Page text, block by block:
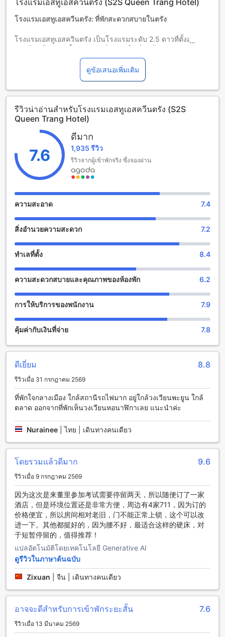
นโยบายที่แตกต่างหรือเงื่อนไขเพิ่มเติม
โรงแรมเอสทูเอสควีนตรัง (S2S Queen Trang Hotel)
โรงแรมเอสทูเอสควีนตรัง: ที่พักสะดวกสบายในตรัง
โรงแรมเอสทูเอสควีนตรัง เป็นโรงแรมระดับ 2.5 ดาวที่ตั้งอยู่ใน
สำหรับนักท่องเที่ยวที่ต้องการสำรองที่พักในเมืองตรัง โรงแรมเอส
ทูเอสควีนตรังมีเวลาเช็คเอ้าท์จนถึงเวลา 12:30 นาฬิกา เวลาเช็ค
อินเริ่มต้นจากเวลา 11:30 นาฬิกา โรงแรมยินดีต้อนรับเด็กที่มีอายุ
ระหว่าง 2 ถึง 5 ปีโดยไม่เสียค่าใช้จ่ายเพิ่ม
สิ่งอำนวยความสะดวกสำหรับความบันเทิงที่โรงแรมเอสทูเอสควีน
ตรัง
โรงแรมเอสทูเอสควีนตรัง มีสิ่งอำนวยความสะดวกสำหรับความ
บันเทิงที่หลากหลายให้แก่แขกที่มาพักอยู่ หากคุณต้องการผ่อน
คลายตัวเองและสัมผัสประสบการณ์การนวดที่ยอดเยี่ยม โรงแรมมี
บริการนวดที่สามารถจองได้ภายในสถานที่ นอกจากนี้ยังมีสวนที่
สวยงามให้คุณได้เดินเล่นและเพลิดเพลินกับความสงบสุข หากคุณ
สิ่งอำนวยความสะดวกที่โรงแรมเอสทูเอสควีนตรัง
เพื่อให้คุณมีประสบการณ์การเข้าพักที่สะดวกสบายและทันสมัย
ถึงบริการซักรีด, บริการห้องพัก, ตู้เซฟ, พนักงานต้อนรับ, Wi-Fi ใน
บริเวณสาธารณะ, พื้นที่สูบบุหรี่ที่กำหนดไว้, Wi-Fi ฟรีในทุกห้อง,
ร้านสะดวกซื้อ, และบริการทำความสะอาดห้องทุกวัน
สิ่งอำนวยความสะดวกทางการขนส่งที่โรงแรมเอสทูเอสควีนตรัง
หลากหลายเพื่อให้คุณสามารถเดินทางไปยังสถานที่ต่างๆ ได้อย่าง
สะดวกสบาย สิ่งอำนวยความสะดวกทางการขนส่งที่สำคัญที่
รถแบบวาเลต ที่จอดรถในสถานที่ บริการเช่ารถ บริการจัดหาตั๋ว
และที่จอดรถฟรี
สิ่งอำนวยความสะดวกในห้องพักที่โรงแรมเอสทูเอสควีนตรัง
โรงแรมเอสทูเอสควีนตรัง มีสิ่งอำนวยความสะดวกที่ห้องพักที่คุณ
สามารถเพลิดเพลินไปกับได้ ห้องพักทั้งหมดมีระบบปรับอากาศเพื่อ
ให้คุณรู้สึกสะดวกสบายตลอดเวลา และมีทีวีที่จอใหญ่เพื่อให้คุณ
สามารถรับชมรายการโทรทัศน์ที่คุณชื่นชอบได้ นอกจากนี้ยังมีมินิ
บาร์ที่คุณสามารถเพลิดเพลินกับเครื่องดื่มหรืออาหารเล็กๆ ในห้อง
ได้ และมีระบบรับชมทีวีดาวเทียม/เคเบิลทีวีเพื่อให้คุณสามารถรับ
ชมรายการโทรทัศน์จากช่องดาวเทียมหรือเคเบิลได้ในห้องพักของ
คุณ นอกจากนี้ยังมีตู้เย็นให้คุณเก็บอาหารหรือเครื่องดื่มเพื่อให้คุณ
สามารถเพลิดเพลินกับอาหารหรือเครื่องดื่มที่คุณชื่นชอบได้ในห้อง
พักของคุณ
สควีนตรัง
โรงแรมเอสทูเอสควีนตรัง มีสิ่งอำนวยความสะดวกในการรับ
ประทานอาหารหลากหลายให้เลือกสรร ที่นี่คุณสามารถสัมผัสกับ
ประสบการณ์รับประทานอาหารที่ยอดเยี่ยมได้ โรงแรมมีร้าน
อาหารที่เปิดให้บริการตลอดวัน ที่นี่คุณจะได้พบกับเมนูอาหารที่
หลากหลายและอร่อยที่สร้างขึ้นโดยเชฟที่มีความเชี่ยวชาญ
นอกจากนี้ยังมีบริการห้องอาหารในห้องพัก ซึ่งทำให้คุณสามารถสั่ง
อาหารและรับประทานได้ในส่วนตัว นอกจากนี้ยังมีห้องครัวรวมที่
ดูข้อเสนอเพิ่มเติม
รีวิวน่าอ่านสำหรับโรงแรมเอสทูเอสควีนตรัง (S2S
Queen Trang Hotel)
7.6
ดีมาก
1,935 รีวิว
รีวิวจากผู้เข้าพักจริง ซึ่งจองผ่าน
ความสะอาด 7.4
สิ่งอำนวยความสะดวก 7.2
ทำเลที่ตั้ง 8.4
ความสะดวกสบายและคุณภาพของห้องพัก 6.2
การให้บริการของพนักงาน 7.9
คุ้มค่ากับเงินที่จ่าย 7.8
ดีเยี่ยม 8.8
รีวิวเมื่อ 31 กรกฎาคม 2569
ที่พักใจกลางเมือง ใกล้สถานีรถไฟมาก อยู่ใกล้วงเวียนพะยูน ใกล้
ตลาด ออกจากที่พักเห็นวงเวียนหอนาฬิกาเลย แนะนำค่ะ
Nurainee |ไทย | เดินทางคนเดียว
โดยรวมแล้วดีมาก 9.6
รีวิวเมื่อ 9 กรกฎาคม 2569
因为这次是来董里参加考试需要停留两天，所以随便订了一家
酒店，但是环境位置还是非常方便，周边有4家711，因为订的
价格便宜，所以房间相对老旧，门不能正常上锁，这个可以改
进一下。其他都挺好的，因为腰不好，最适合这样的硬床，对
于短暂停留的，值得推荐！
แปลอัตโนมัติโดยเทคโนโลยี Generative AI
ดูรีวิวในภาษาต้นฉบับ
Zixuan จีน | เดินทางคนเดียว
อาจจะดีสำหรับการเข้าพักระยะสั้น 7.6
รีวิวเมื่อ 13 มีนาคม 2569